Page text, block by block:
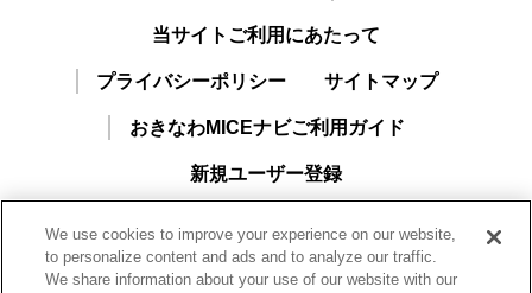
当サイトご利用にあたって
プライバシーポリシー サイトマップ
おきなわMICEナビご利用ガイド
新規ユーザー登録
We use cookies to improve your experience on our website,
to personalize content and ads and to analyze our traffic.
We share information about your use of our website with our